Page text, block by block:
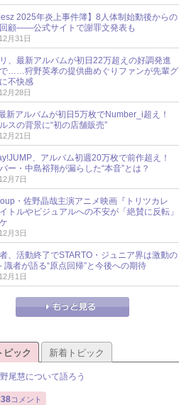
2025年炎上事件簿】8人体制始動後からの
顧――公式サイトで謝罪文発表も
月31日
、最新アルバムが初日22万超えの好調発進
……狩野英孝の提供曲めぐりファンが先輩グ
不快感
月28日
新アルバムが初日5万枚でNumber_i超え！
スの背景に“初の店舗販売”
月21日
、アルバム初週20万枚で前作超え！
ー・中島裕翔が漏らした“本音”とは？
月7日
・佐野晶哉主演アニメ映画『トリツカレ
トルやビジュアルへの不安が「絶賛に反転」
月3日
、活動終了でSTARTO・ジュニア界は激動の
者が語る“原点回帰”と今後への期待
月1日
ピック 新着トピック
尾慧について語ろう
コメント